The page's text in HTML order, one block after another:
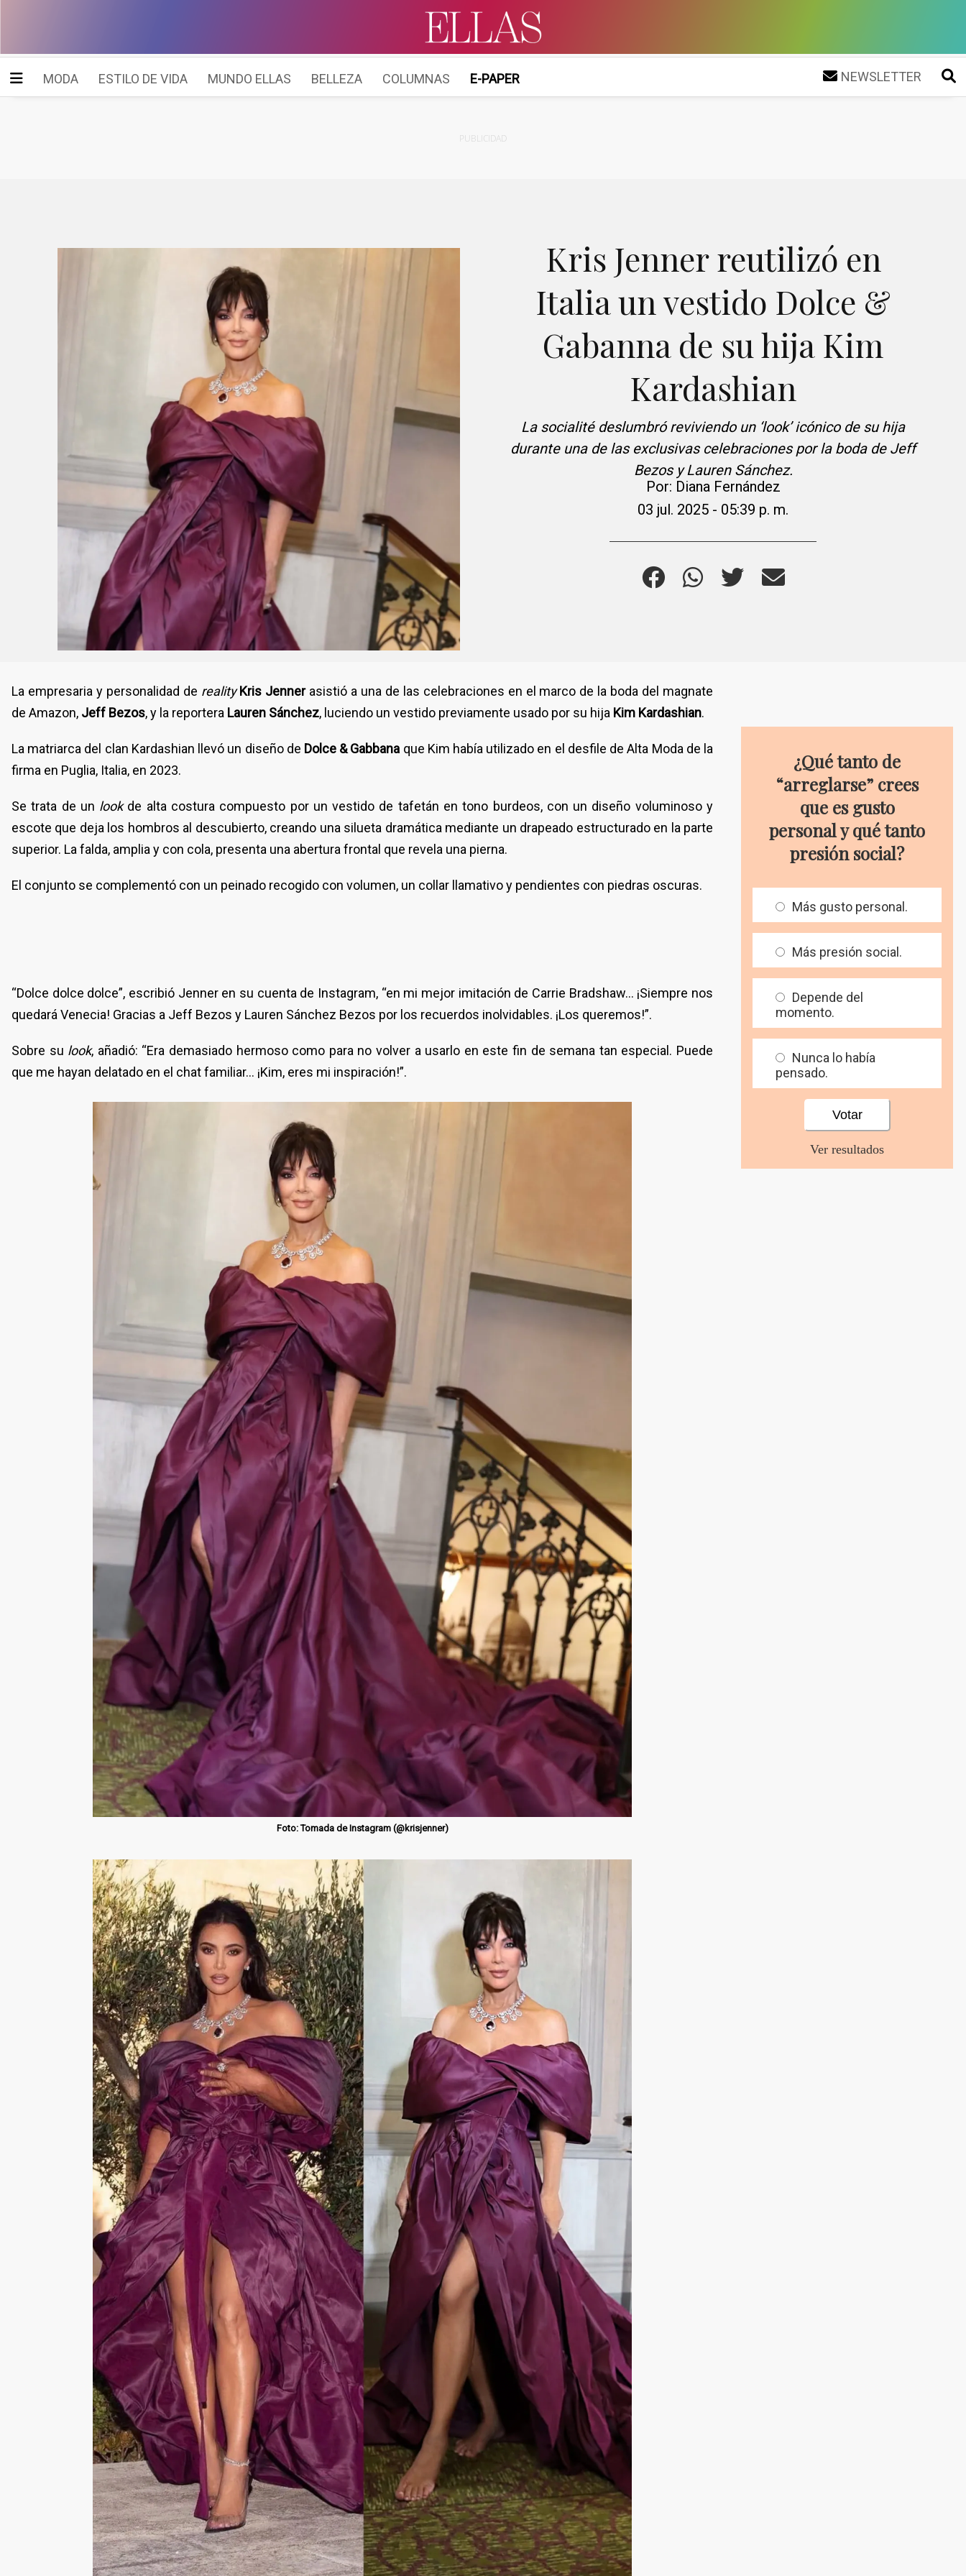
MODA ESTILO DE VIDA MUNDO ELLAS BELLEZA COLUMNAS E-PAPER NEWSLETTER
PUBLICIDAD
Kris Jenner reutilizó en
Italia un vestido Dolce &
Gabanna de su hija Kim
Kardashian
La socialité deslumbró reviviendo un ‘look’ icónico de su hija
durante una de las exclusivas celebraciones por la boda de Jeff
Bezos y Lauren Sánchez.
Por: Diana Fernández
03 jul. 2025 - 05:39 p. m.
La empresaria y personalidad de reality Kris Jennerasistió a una de las celebraciones en el marco de la boda del magnate
de Amazon, Jeff Bezos, y la reportera Lauren Sánchez, luciendo un vestido previamente usado por su hija Kim Kardashian.
La matriarca del clan Kardashian llevó un diseño de Dolce & Gabbana que Kim había utilizado en el desfile de Alta Moda de la
firma en Puglia, Italia, en 2023.
Se trata de un look de alta costura compuesto por un vestido de tafetán en tono burdeos, con un diseño voluminoso y
escote que deja los hombros al descubierto, creando una silueta dramática mediante un drapeado estructurado en la parte
superior. La falda, amplia y con cola, presenta una abertura frontal que revela una pierna.
El conjunto se complementó con un peinado recogido con volumen, un collar llamativo y pendientes con piedras oscuras.
“Dolce dolce dolce”, escribió Jenner en su cuenta de Instagram, “en mi mejor imitación de Carrie Bradshaw… ¡Siempre nos
quedará Venecia! Gracias a Jeff Bezos y Lauren Sánchez Bezos por los recuerdos inolvidables. ¡Los queremos!”.
Sobre su look, añadió: “Era demasiado hermoso como para no volver a usarlo en este fin de semana tan especial. Puede
que me hayan delatado en el chat familiar... ¡Kim, eres mi inspiración!”.
Foto: Tomada de Instagram (@krisjenner)
¿Qué tanto de
“arreglarse” crees
que es gusto
personal y qué tanto
presión social?
Más gusto personal.
Más presión social.
Depende del
momento.
Nunca lo había
pensado.
Ver resultados